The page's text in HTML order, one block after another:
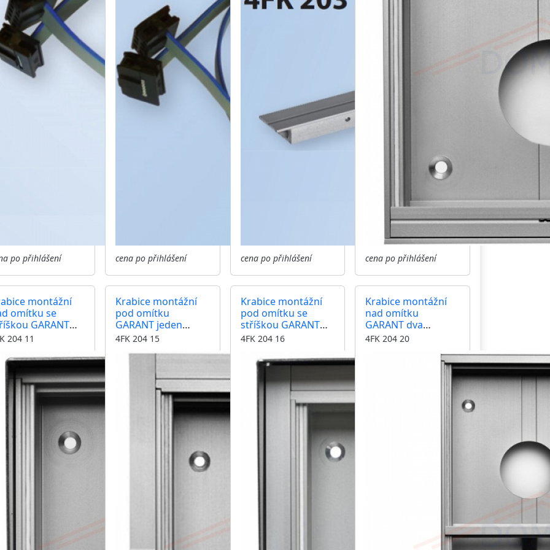
po přihlášení cena po přihlášení cena po přihlášení cena po přihlášení
montážní
omítku se
GARANT
modul
204 11
Krabice montážní
pod omítku
GARANT jeden
modul hliníkový
4FK 204 15
Krabice montážní
pod omítku se
stříškou GARANT
jeden modul
4FK 204 16
Krabice montážní
nad omítku
GARANT dva
moduly hliníkový
4FK 204 20